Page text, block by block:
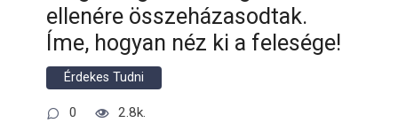
ellenére összeházasodtak.
Íme, hogyan néz ki a felesége!
Érdekes Tudni
0 2.8k.